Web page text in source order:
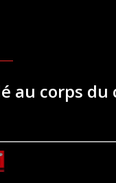
au corps du